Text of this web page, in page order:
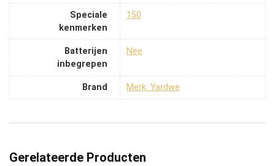
Speciale
kenmerken
‎150
Batterijen
inbegrepen
‎Nee
Brand Merk: Yardwe
Gerelateerde Producten